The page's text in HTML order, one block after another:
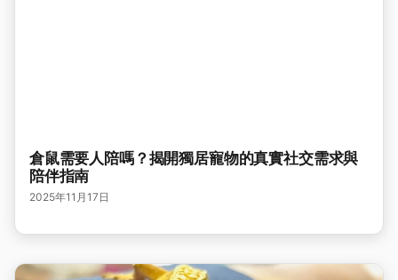
倉鼠需要人陪嗎？揭開獨居寵物的真實社交需求與
陪伴指南
2025年11月17日